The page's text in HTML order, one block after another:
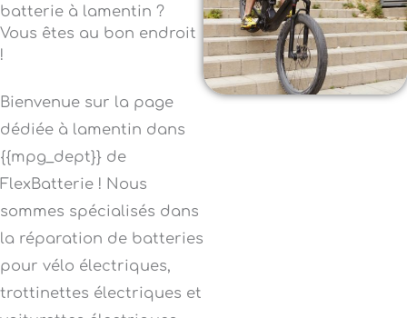
batterie à lamentin ?
Vous êtes au bon endroit
!
Bienvenue sur la page
dédiée à lamentin dans
{{mpg_dept}} de
FlexBatterie ! Nous
sommes spécialisés dans
la réparation de batteries
pour vélo électriques,
trottinettes électriques et